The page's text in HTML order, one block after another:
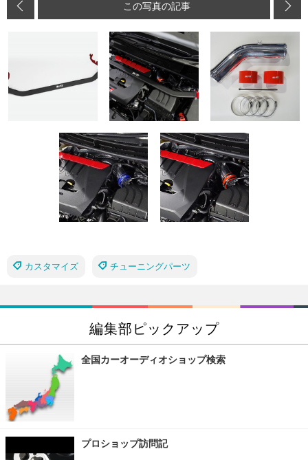
この写真の記事
カスタマイズ チューニングパーツ
編集部ピックアップ
全国カーオーディオショップ検索
プロショップ訪問記